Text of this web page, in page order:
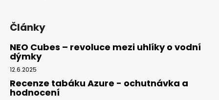
Články
NEO Cubes – revoluce mezi uhlíky o vodní
dýmky
12.6.2025
Recenze tabáku Azure - ochutnávka a
hodnocení